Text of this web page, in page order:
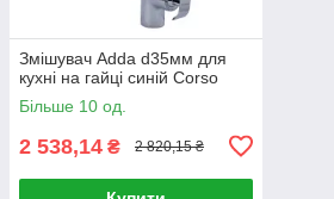
Змішувач Adda d35мм для
кухні на гайці синій Corso
Більше 10 од.
2 538,14 ₴ 2 820,15 ₴